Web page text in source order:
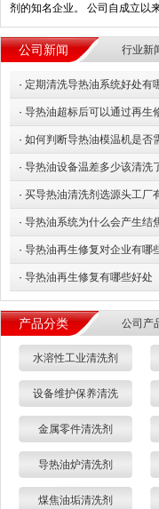
剂的知名企业。 公司自成立以
公司新闻 行业新
· 定期清洗导热油系统好处有
· 导热油超标后可以通过再生
· 如何判断导热油模温机是否
· 导热油设备温差多少该清洗
· 买导热油清洗剂选源头工厂
· 导热油系统为什么会产生结
· 导热油再生修复对企业有哪
· 导热油再生修复有哪些好处
产品分类 公司产
水溶性工业清洗剂
设备维护保养清洗
金属零件清洗剂
导热油炉清洗剂
煤焦油垢清洗剂